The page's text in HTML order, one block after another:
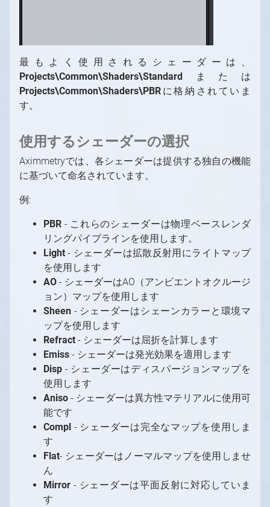
最もよく使用されるシェーダーは、
Projects\Common\Shaders\Standard または
Projects\Common\Shaders\PBR に格納されていま
す。
使用するシェーダーの選択
Aximmetryでは、各シェーダーは提供する独自の機能
に基づいて命名されています。
例:
PBR - これらのシェーダーは物理ベースレンダ
リングパイプラインを使用します。
Light- シェーダーは拡散反射用にライトマップ
を使用します
AO - シェーダーはAO（アンビエントオクルージ
ョン）マップを使用します
Sheen - シェーダーはシェーンカラーと環境マ
ップを使用します
Refract - シェーダーは屈折を計算します
Emiss - シェーダーは発光効果を適用します
Disp - シェーダーはディスパージョンマップを
使用します
Aniso- シェーダーは異方性マテリアルに使用可
能です
Compl - シェーダーは完全なマップを使用しま
す
Flat- シェーダーはノーマルマップを使用しませ
ん
Mirror - シェーダーは平面反射に対応していま
す